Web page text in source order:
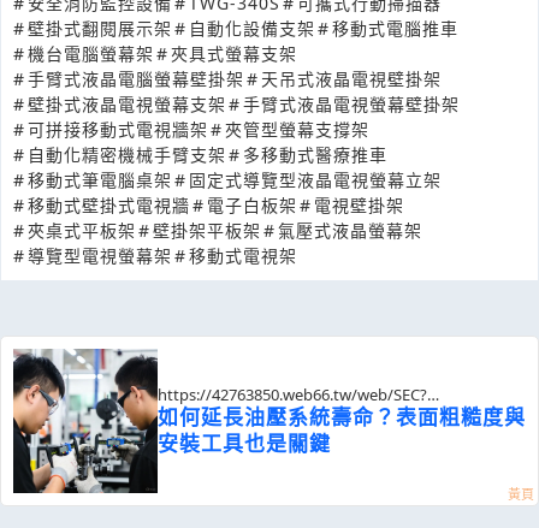
#壁掛式翻閱展示架 # 自動化設備支架 #移動式電腦推車
#機台電腦螢幕架 #夾具式螢幕支架
#手臂式液晶電腦螢幕壁掛架 # 天吊式液晶電視壁掛架
#壁掛式液晶電視螢幕支架 #手臂式液晶電視螢幕壁掛架
#可拼接移動式電視牆架 #夾管型螢幕支撐架
# 自動化精密機械手臂支架 # 多移動式醫療推車
#移動式筆電腦桌架 # 固定式導覽型液晶電視螢幕立架
#移動式壁掛式電視牆# 電子白板架 # 電視壁掛架
#夾桌式平板架 #壁掛架平板架 #氣壓式液晶螢幕架
#導覽型電視螢幕架 #移動式電視架
https://42763850.web66.tw/web/SEC?
postId=1352939
如何延長油壓系統壽命？表面粗糙度與
安裝工具也是關鍵